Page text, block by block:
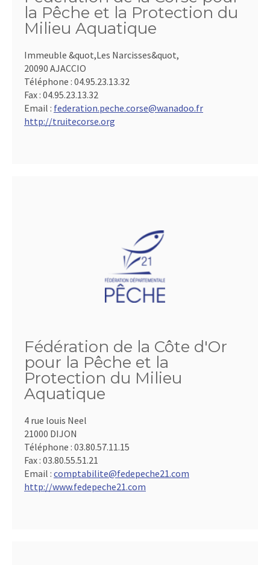
la Pêche et la Protection du
Milieu Aquatique
Immeuble &quot,Les Narcisses&quot,
20090 AJACCIO
Téléphone : 04.95.23.13.32
Fax : 04.95.23.13.32
Email : federation.peche.corse@wanadoo.fr
http://truitecorse.org
Fédération de la Côte d'Or
pour la Pêche et la
Protection du Milieu
Aquatique
4 rue louis Neel
21000 DIJON
Téléphone : 03.80.57.11.15
Fax : 03.80.55.51.21
Email : comptabilite@fedepeche21.com
http://www.fedepeche21.com